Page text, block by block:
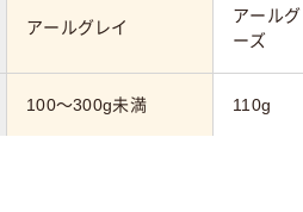
アールグレイ
アール
ーズ
100～300g未満 110g